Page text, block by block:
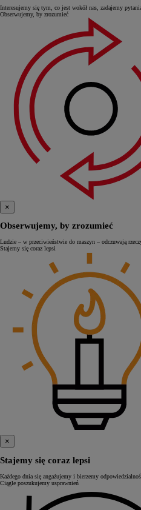
Interesujemy się tym, co jest wokół nas, zadajemy
Obserwujemy, by zrozumieć
×
Obserwujemy, by zrozumieć
Ludzie – w przeciwieństwie do maszyn – odczuwają
Stajemy się coraz lepsi
×
Stajemy się coraz lepsi
Każdego dnia się angażujemy i bierzemy
Ciągle poszukujemy usprawnień